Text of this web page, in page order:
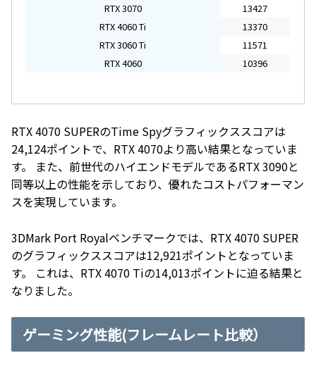
RTX 3070
13427
RTX 4060 Ti
13370
RTX 3060 Ti
11571
RTX 4060
10396
RTX 4070 SUPERのTime Spyグラフィックススコアは
24,124ポイントで、RTX 4070より高い結果となっていま
す。
また、前世代のハイエンドモデルであるRTX 3090と
同等以上の性能を示しており、優れたコストパフォーマン
スを実現しています。
3DMark Port Royalベンチマークでは、RTX 4070 SUPER
のグラフィックススコアは12,921ポイントとなっていま
す。
これは、RTX 4070 Tiの14,013ポイントに迫る結果と
なりました。
ゲーミング性能(フレームレート比較）